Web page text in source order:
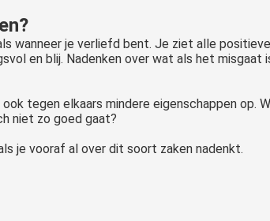
wanneer je verliefd bent. Je ziet alle
en blij. Nadenken over wat als het misgaat
tegen elkaars mindere eigenschappen op.
niet zo goed gaat?
je vooraf al over dit soort zaken nadenkt.